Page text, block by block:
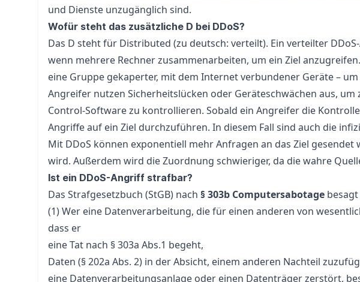
und Dienste unzugänglich sind.
Wofür steht das zusätzliche D bei DDoS?
Das D steht für Distributed (zu deutsch: verteilt). Ein verteilter
wenn mehrere Rechner zusammenarbeiten, um ein Ziel
eine Gruppe gekaperter, mit dem Internet verbundener Geräte –
Angreifer nutzen Sicherheitslücken oder Geräteschwächen aus,
Control-Software zu kontrollieren. Sobald ein Angreifer die
Angriffe auf ein Ziel durchzuführen. In diesem Fall sind auch die
Mit DDoS können exponentiell mehr Anfragen an das Ziel
wird. Außerdem wird die Zuordnung schwieriger, da die wahre
Ist ein DDoS-Angriff strafbar?
Das Strafgesetzbuch (StGB) nach § 303b Computersabotage
(1) Wer eine Datenverarbeitung, die für einen anderen von
dass er
eine Tat nach § 303a Abs.1 begeht,
Daten (§ 202a Abs. 2) in der Absicht, einem anderen Nachteil
eine Datenverarbeitungsanlage oder einen Datenträger zerstört,